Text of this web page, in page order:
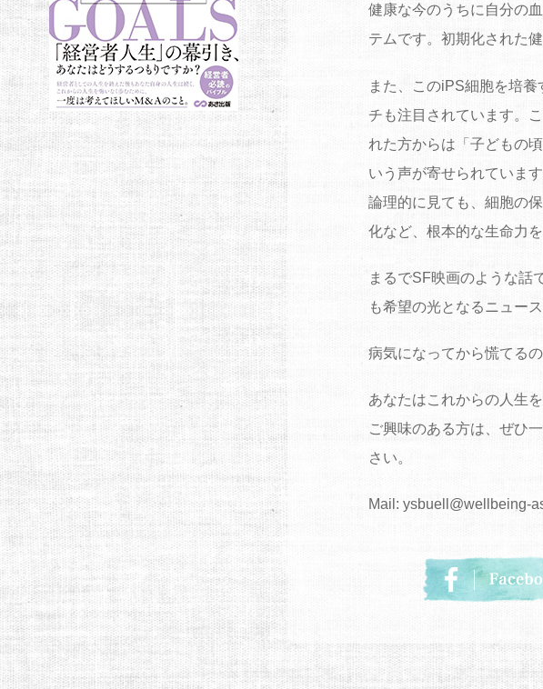
健康な今のうちに自分の
テムです。初期化された
また、このiPS細胞を培
チも注目されています。
れた方からは「子どもの
いう声が寄せられています
論理的に見ても、細胞の
化など、根本的な生命力
まるでSF映画のような話
も希望の光となるニュー
病気になってから慌てる
あなたはこれからの人生
ご興味のある方は、ぜひ
さい。
Mail: ysbuell@wellbeing-